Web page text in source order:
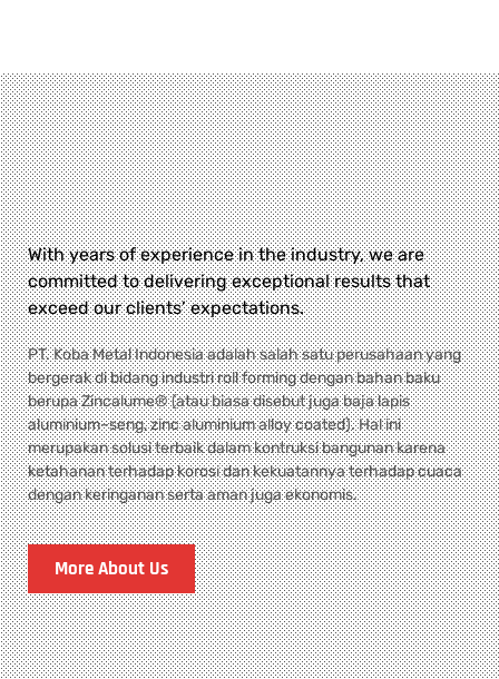
With years of experience in the industry, we are
committed to delivering exceptional results that
exceed our clients’ expectations.
PT. Koba Metal Indonesia adalah salah satu perusahaan yang
bergerak di bidang industri roll forming dengan bahan baku
berupa Zincalume® (atau biasa disebut juga baja lapis
aluminium–seng, zinc aluminium alloy coated). Hal ini
merupakan solusi terbaik dalam kontruksi bangunan karena
ketahanan terhadap korosi dan kekuatannya terhadap cuaca
dengan keringanan serta aman juga ekonomis.
More About Us